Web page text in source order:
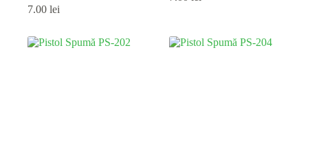
7.00 lei